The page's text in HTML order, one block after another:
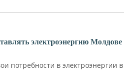
электроэнергию Молдове
потребности в электроэнергии в